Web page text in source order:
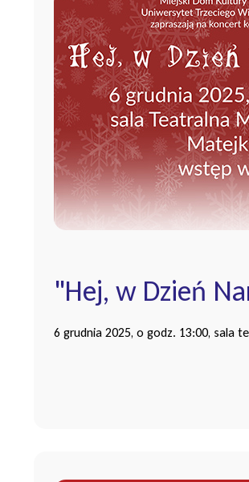
"Hej, w Dzień
6 grudnia 2025, o godz. 13:00, sala